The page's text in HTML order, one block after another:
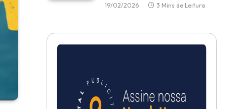
19/02/2026 3 Mins de Leitura